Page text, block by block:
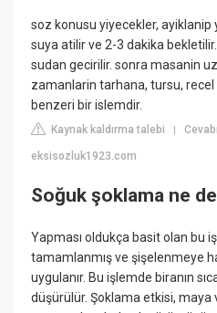
soz konusu yiyecekler,
suya atilir ve 2-3 dakika
sudan gecirilir. sonra masanin
zamanlarin tarhana, tursu,
benzeri bir islemdir.
Kaynak kaldırma talebi |
eksisozluk1923.com
Soğuk şoklama ne
Yapması oldukça basit olan bu
tamamlanmış ve şişelenmeye
uygulanır. Bu işlemde biranın
düşürülür. Şoklama etkisi,